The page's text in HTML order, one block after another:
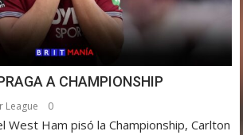
A CHAMPIONSHIP
League 0
West Ham pisó la Championship, Carlton